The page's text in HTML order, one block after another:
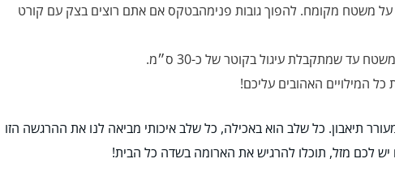
מרדדים את הבצק בעזרת Rolling Pin על משטח מקומח. להפוך גובות פנימהבטקס אם אתם רוצים בצק עם קורט
עד שמתקבלת עיגול בקוטר של כ-30 ס״מ.
המילויים האהובים עליכם!
תיאבון. כל שלב הוא באכילה, כל שלב איכותי מביאה לנו את ההרגשה הזו
לכם מזל, תוכלו להרגיש את הארומה בשדה כל הבית!